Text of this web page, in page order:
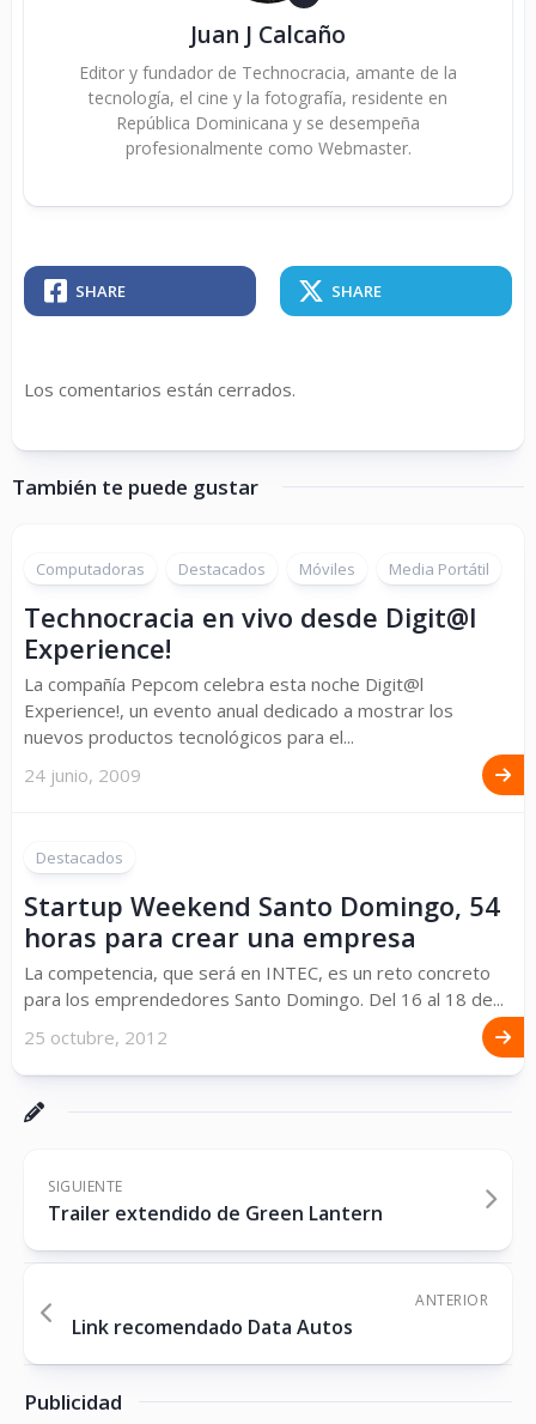
Juan J Calcaño
Editor y fundador de Technocracia, amante de la
tecnología, el cine y la fotografía, residente en
República Dominicana y se desempeña
profesionalmente como Webmaster.
SHARE SHARE
Los comentarios están cerrados.
También te puede gustar
Computadoras Destacados Móviles Media Portátil
Technocracia en vivo desde Digit@l
Experience!
La compañía Pepcom celebra esta noche Digit@l
Experience!, un evento anual dedicado a mostrar los
nuevos productos tecnológicos para el...
24 junio, 2009
Destacados
Startup Weekend Santo Domingo, 54
horas para crear una empresa
La competencia, que será en INTEC, es un reto concreto
para los emprendedores Santo Domingo. Del 16 al 18 de...
25 octubre, 2012
SIGUIENTE
Trailer extendido de Green Lantern
ANTERIOR
Link recomendado Data Autos
Publicidad